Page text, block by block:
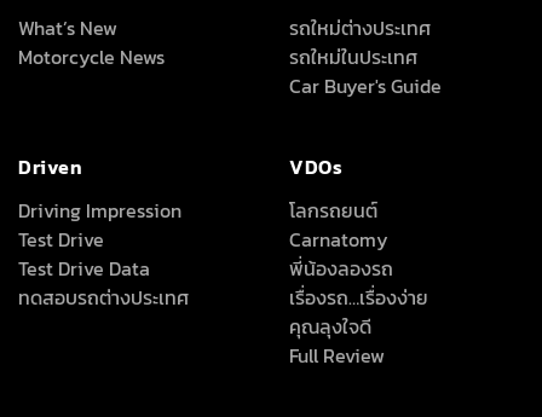
What’s New
Motorcycle News
รถใหม่ต่างประเทศ
รถใหม่ในประเทศ
Car Buyer's Guide
Driven
Driving Impression
Test Drive
Test Drive Data
ทดสอบรถต่างประเทศ
VDOs
โลกรถยนต์
Carnatomy
พี่น้องลองรถ
เรื่องรถ…เรื่องง่าย
คุณลุงใจดี
Full Review